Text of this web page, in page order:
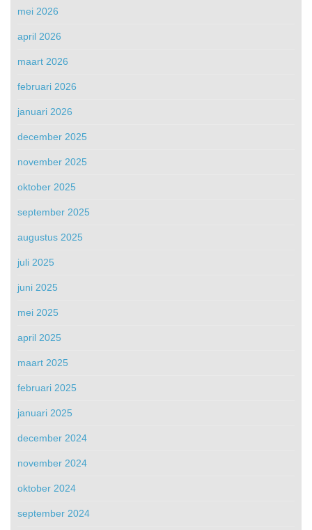
mei 2026
april 2026
maart 2026
februari 2026
januari 2026
december 2025
november 2025
oktober 2025
september 2025
augustus 2025
juli 2025
juni 2025
mei 2025
april 2025
maart 2025
februari 2025
januari 2025
december 2024
november 2024
oktober 2024
september 2024